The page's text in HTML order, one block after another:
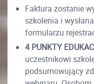
Faktura zostanie
szkolenia i
formularzu
4 PUNKTY
uczestnikowi
podsumowujący